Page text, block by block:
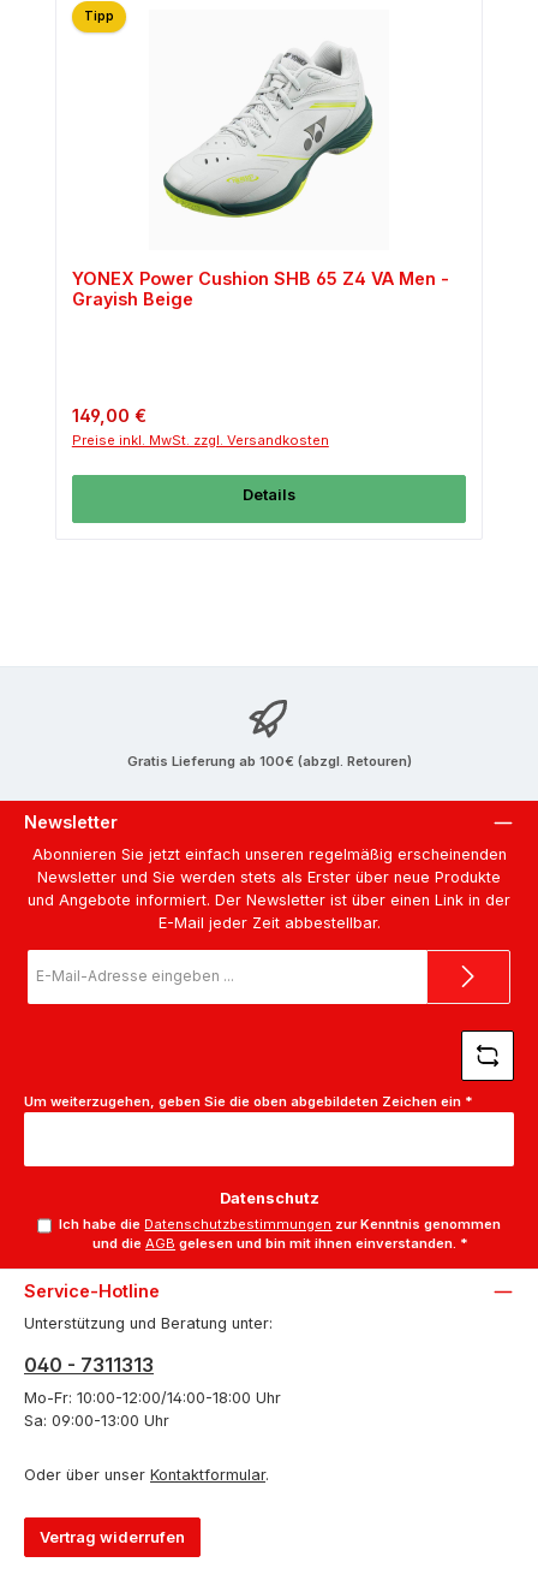
Tipp
YONEX Power Cushion SHB 65 Z4 VA Men -
Grayish Beige
Regulärer Preis:
149,00 €
Preise inkl. MwSt. zzgl. Versandkosten
Details
Gratis Lieferung ab 100€ (abzgl. Retouren)
Newsletter
Abonnieren Sie jetzt einfach unseren regelmäßig erscheinenden
Newsletter und Sie werden stets als Erster über neue Produkte
und Angebote informiert. Der Newsletter ist über einen Link in der
E-Mail jeder Zeit abbestellbar.
Mail-
Um weiterzugehen, geben Sie die oben abgebildeten Zeichen ein *
Datenschutz
Ich habe die Datenschutzbestimmungen zur Kenntnis genommen
und dieAGB gelesen und bin mit ihnen einverstanden. *
Service-Hotline
Unterstützung und Beratung unter:
040 - 7311313
Mo-Fr: 10:00-12:00/14:00-18:00 Uhr
Sa: 09:00-13:00 Uhr
Oder über unser Kontaktformular.
Vertrag widerrufen